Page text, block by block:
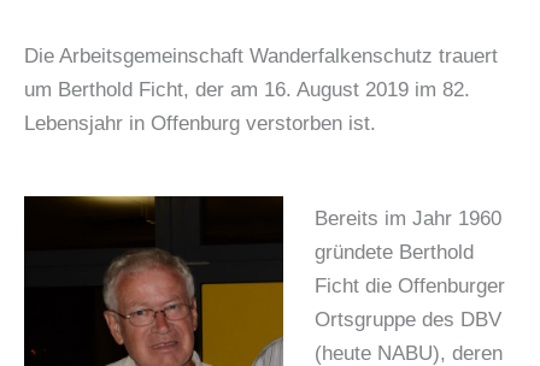
Die Arbeitsgemeinschaft Wanderfalkenschutz trauert
um Berthold Ficht, der am 16. August 2019 im 82.
Lebensjahr in Offenburg verstorben ist.
Bereits im Jahr 1960
gründete Berthold
Ficht die Offenburger
Ortsgruppe des DBV
(heute NABU), deren